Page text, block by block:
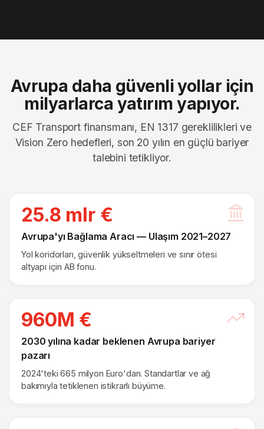
Avrupa daha güvenli yollar için
milyarlarca yatırım yapıyor.
CEF Transport finansmanı, EN 1317 gereklilikleri ve
Vision Zero hedefleri, son 20 yılın en güçlü bariyer
talebini tetikliyor.
25.8 mlr €
Avrupa'yı Bağlama Aracı — Ulaşım 2021–2027
Yol koridorları, güvenlik yükseltmeleri ve sınır ötesi
altyapı için AB fonu.
960M €
2030 yılına kadar beklenen Avrupa bariyer
pazarı
2024'teki 665 milyon Euro'dan. Standartlar ve ağ
bakımıyla tetiklenen istikrarlı büyüme.